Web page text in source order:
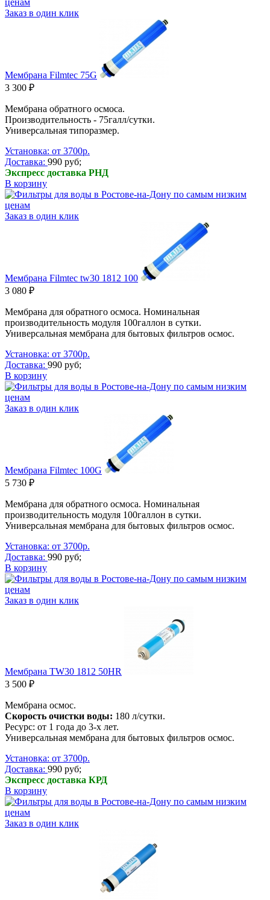
Заказ в один клик
Мембрана Filmtec 75G
3 300 ₽
Мембрана обратного осмоса.
Производительность - 75галл/сутки.
Универсальная типоразмер.
Установка: от 3700р.
Доставка: 990 руб;
Экспресс доставка РНД
В корзину
Заказ в один клик
Мембрана Filmtec tw30 1812 100
3 080 ₽
Мембрана для обратного осмоса. Номинальная
производительность модуля 100галлон в сутки.
Универсальная мембрана для бытовых фильтров осмос.
Установка: от 3700р.
Доставка: 990 руб;
В корзину
Заказ в один клик
Мембрана Filmtec 100G
5 730 ₽
Мембрана для обратного осмоса. Номинальная
производительность модуля 100галлон в сутки.
Универсальная мембрана для бытовых фильтров осмос.
Установка: от 3700р.
Доставка: 990 руб;
В корзину
Заказ в один клик
Мембрана TW30 1812 50HR
3 500 ₽
Мембрана осмос.
Скорость очистки воды: 180 л/сутки.
Ресурс: от 1 года до 3-х лет.
Универсальная мембрана для бытовых фильтров осмос.
Установка: от 3700р.
Доставка: 990 руб;
Экспресс доставка КРД
В корзину
Заказ в один клик